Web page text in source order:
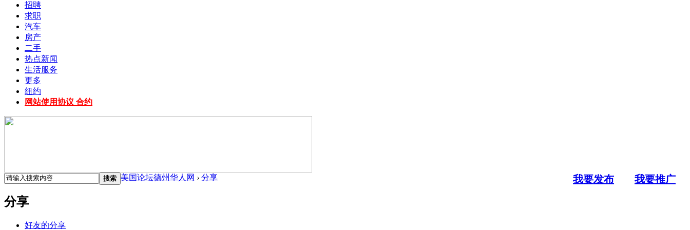
招聘
求职
汽车
房产
二手
热点新闻
生活服务
更多
纽约
网站使用协议 合约
搜索 我要发布 我要推广
美国论坛德州华人网 › 分享
分享
好友的分享